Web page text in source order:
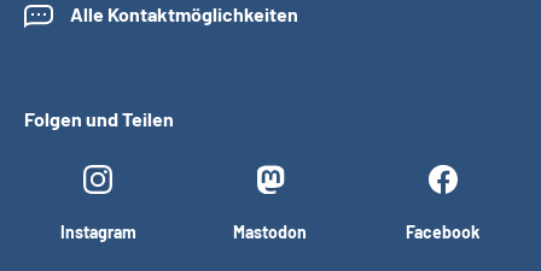
Alle Kontaktmöglichkeiten
Folgen und Teilen
Instagram Mastodon Facebook